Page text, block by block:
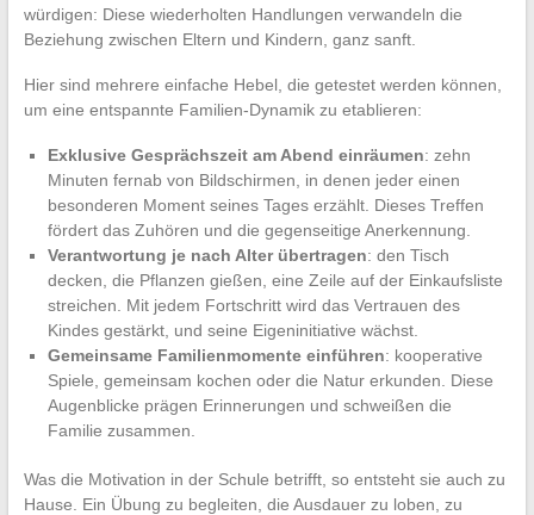
würdigen: Diese wiederholten Handlungen verwandeln die
Beziehung zwischen Eltern und Kindern, ganz sanft.
Hier sind mehrere einfache Hebel, die getestet werden können,
um eine entspannte Familien-Dynamik zu etablieren:
Exklusive Gesprächszeit am Abend einräumen: zehn
Minuten fernab von Bildschirmen, in denen jeder einen
besonderen Moment seines Tages erzählt. Dieses Treffen
fördert das Zuhören und die gegenseitige Anerkennung.
Verantwortung je nach Alter übertragen: den Tisch
decken, die Pflanzen gießen, eine Zeile auf der Einkaufsliste
streichen. Mit jedem Fortschritt wird das Vertrauen des
Kindes gestärkt, und seine Eigeninitiative wächst.
Gemeinsame Familienmomente einführen: kooperative
Spiele, gemeinsam kochen oder die Natur erkunden. Diese
Augenblicke prägen Erinnerungen und schweißen die
Familie zusammen.
Was die Motivation in der Schule betrifft, so entsteht sie auch zu
Hause. Ein Übung zu begleiten, die Ausdauer zu loben, zu